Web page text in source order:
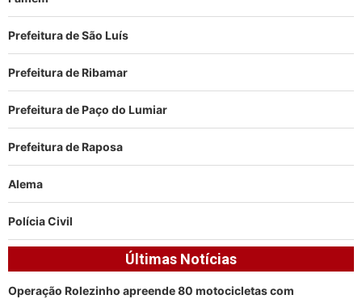
Prefeitura de São Luís
Prefeitura de Ribamar
Prefeitura de Paço do Lumiar
Prefeitura de Raposa
Alema
Polícia Civil
Últimas Notícias
Operação Rolezinho apreende 80 motocicletas com